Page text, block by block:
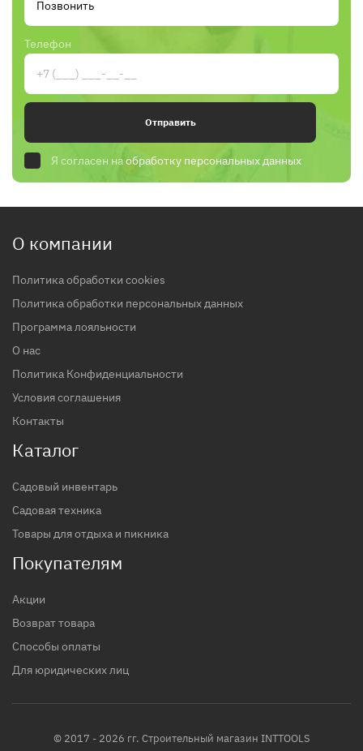
Телефон
Отправить
Я согласен наобработку персональных данных
О компании
Политика обработки cookies
Политика обработки персональных данных
Программа лояльности
О нас
Политика Конфиденциальности
Условия соглашения
Контакты
Каталог
Садовый инвентарь
Садовая техника
Товары для отдыха и пикника
Покупателям
Акции
Возврат товара
Способы оплаты
Для юридических лиц
© 2017 - 2026 гг. Строительный магазин INTTOOLS